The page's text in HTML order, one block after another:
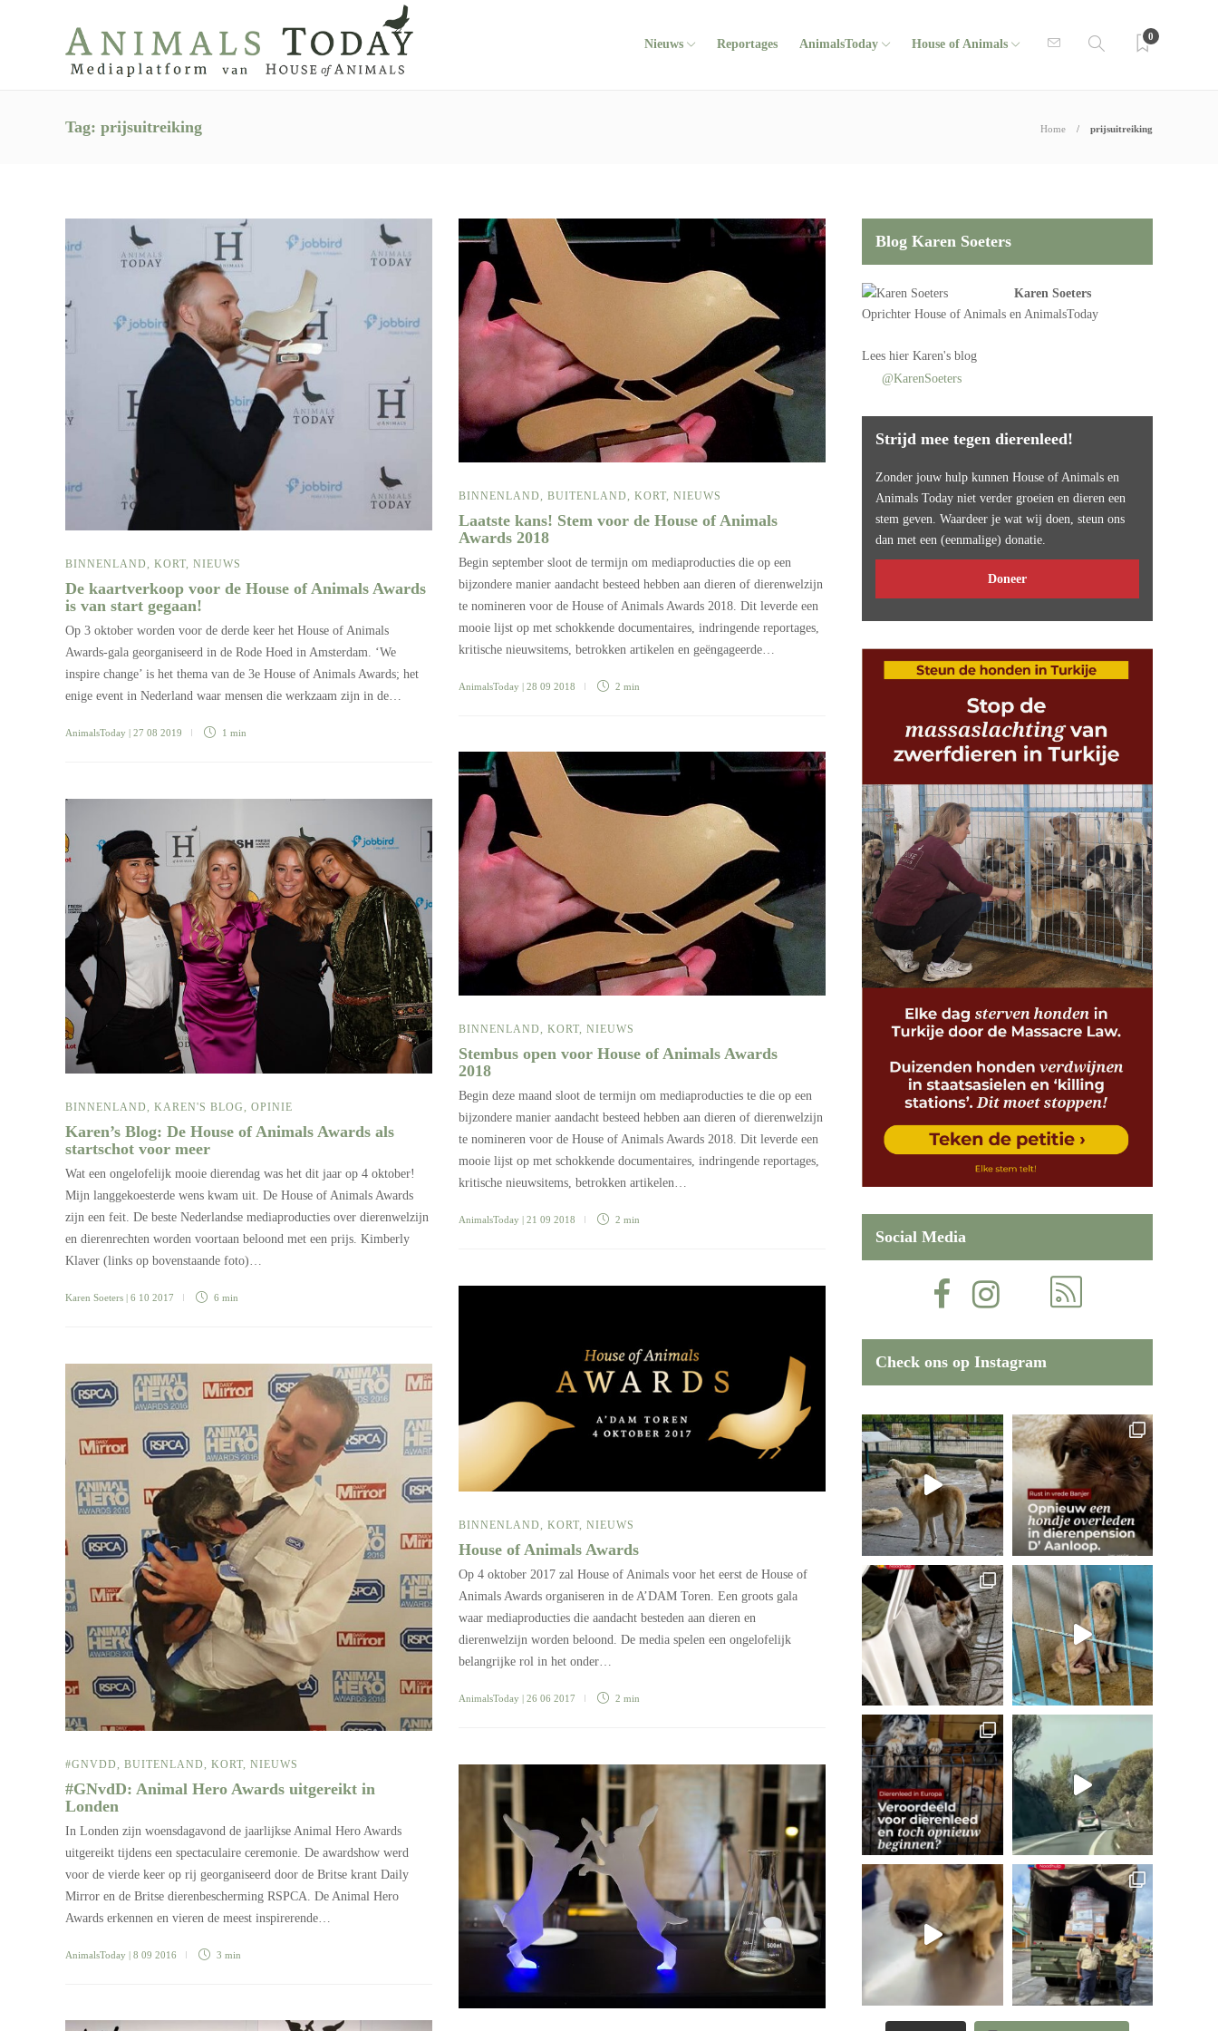
Nieuws Reportages AnimalsToday House of Animals
0
Tag: prijsuitreiking Home prijsuitreiking
BINNENLAND, KORT, NIEUWS
De kaartverkoop voor de House of Animals Awards
is van start gegaan!
Op 3 oktober worden voor de derde keer het House of Animals
Awards-gala georganiseerd in de Rode Hoed in Amsterdam. ‘We
inspire change’ is het thema van de 3e House of Animals Awards; het
enige event in Nederland waar mensen die werkzaam zijn in de…
AnimalsToday | 27 08 2019 1 min
BINNENLAND BUITENLAND KORT NIEUWS
Laatste kans! Stem voor de House of Animals
Awards 2018
Begin september sloot de termijn om mediaproducties die op een
bijzondere manier aandacht besteed hebben aan dieren of dierenwelzijn
te nomineren voor de House of Animals Awards 2018. Dit leverde een
mooie lijst op met schokkende documentaires, indringende reportages,
kritische nieuwsitems, betrokken artikelen en geëngageerde…
AnimalsToday | 28 09 2018 2 min
BINNENLAND KORT NIEUWS
Stembus open voor House of Animals Awards
2018
Begin deze maand sloot de termijn om mediaproducties te die op een
bijzondere manier aandacht besteed hebben aan dieren of dierenwelzijn
te nomineren voor de House of Animals Awards 2018. Dit leverde een
mooie lijst op met schokkende documentaires, indringende reportages,
kritische nieuwsitems, betrokken artikelen…
AnimalsToday | 21 09 2018 2 min
BINNENLAND KAREN'S BLOG OPINIE
Karen’s Blog: De House of Animals Awards als
startschot voor meer
Wat een ongelofelijk mooie dierendag was het dit jaar op 4 oktober!
Mijn langgekoesterde wens kwam uit. De House of Animals Awards
zijn een feit. De beste Nederlandse mediaproducties over dierenwelzijn
en dierenrechten worden voortaan beloond met een prijs. Kimberly
Klaver (links op bovenstaande foto)…
Karen Soeters | 6 10 2017 6 min
BINNENLAND, KORT, NIEUWS
House of Animals Awards
Op 4 oktober 2017 zal House of Animals voor het eerst de House of
Animals Awards organiseren in de A’DAM Toren. Een groots gala
waar mediaproducties die aandacht besteden aan dieren en
dierenwelzijn worden beloond. De media spelen een ongelofelijk
belangrijke rol in het onder…
AnimalsToday | 26 06 2017 2 min
#GNVDD BUITENLAND KORT NIEUWS
#GNvdD: Animal Hero Awards uitgereikt in
Londen
In Londen zijn woensdagavond de jaarlijkse Animal Hero Awards
uitgereikt tijdens een spectaculaire ceremonie. De awardshow werd
voor de vierde keer op rij georganiseerd door de Britse krant Daily
Mirror en de Britse dierenbescherming RSPCA. De Animal Hero
Awards erkennen en vieren de meest inspirerende…
AnimalsToday | 8 09 2016 3 min
Blog Karen Soeters
Karen Soeters
OprichterHouse of Animals en AnimalsToday
Leeshier Karen's blog
@KarenSoeters
Strijd mee tegen dierenleed!
Zonder jouw hulp kunnen House of Animals en
Animals Today niet verder groeien en dieren een
stem geven. Waardeer je wat wij doen, steun ons
dan met een (eenmalige) donatie.
Doneer
Social Media
Check ons op Instagram